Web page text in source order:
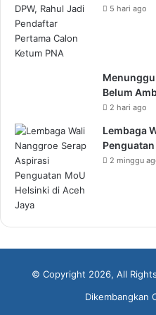
5 hari ago
Menunggu
Belum
2 hari ago
Lembaga
2 minggu
© Copyright 2026, All
Dikembangkan